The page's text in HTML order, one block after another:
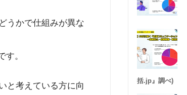
うかで仕組みが異な
。
と考えている方に向
括.jp』調べ)